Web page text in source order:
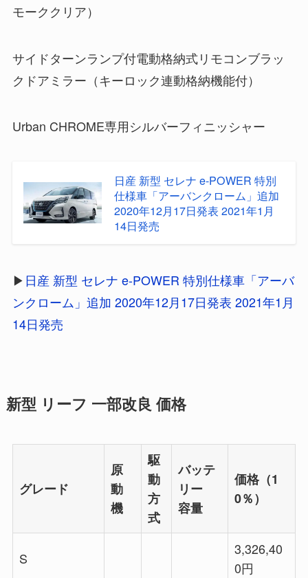
モーククリア）
サイドターンランプ付電動格納式リモコンブラッ
クドアミラー（キーロック連動格納機能付）
Urban CHROME専用シルバーフィニッシャー
日産 新型 セレナ e-POWER 特別
仕様車「アーバンクローム」追加
2020年12月17日発表 2021年1月
14日発売
▶日産 新型 セレナ e-POWER 特別仕様車「アーバ
ンクローム」追加 2020年12月17日発表 2021年1月
14日発売
新型 リーフ 一部改良 価格
グレード
原
動
機
駆
動
方
式
バッテ
リー
容量
価格（1
0％）
S
3,326,40
0円